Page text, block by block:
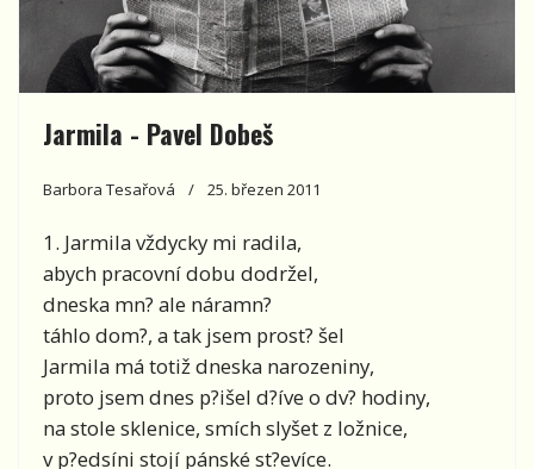
Jarmila - Pavel Dobeš
Barbora Tesařová 25. březen 2011
1. Jarmila vždycky mi radila,
abych pracovní dobu dodržel,
dneska mn? ale náramn?
táhlo dom?, a tak jsem prost? šel
Jarmila má totiž dneska narozeniny,
proto jsem dnes p?išel d?íve o dv? hodiny,
na stole sklenice, smích slyšet z ložnice,
v p?edsíni stojí pánské st?evíce.